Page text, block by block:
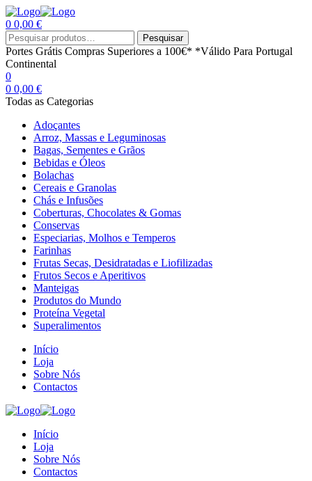
0 0,00 €
Menu
Procurar
por:
Pesquisar
Portes Grátis Compras Superiores a 100€* *Válido Para Portugal
Continental
0
0 0,00 €
Todas as Categorias
Adoçantes
Arroz, Massas e Leguminosas
Bagas, Sementes e Grãos
Bebidas e Óleos
Bolachas
Cereais e Granolas
Chás e Infusões
Coberturas, Chocolates & Gomas
Conservas
Especiarias, Molhos e Temperos
Farinhas
Frutas Secas, Desidratadas e Liofilizadas
Frutos Secos e Aperitivos
Manteigas
Produtos do Mundo
Proteína Vegetal
Superalimentos
Início
Loja
Sobre Nós
Contactos
Início
Loja
Sobre Nós
Contactos